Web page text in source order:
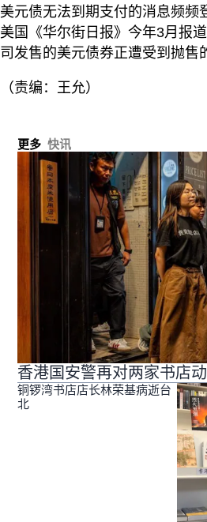
美元债无法到期支付的消息频频
美国《华尔街日报》今年3月报
司发售的美元债券正遭受到抛售
（责编：王允）
更多 快讯
香港国安警再对两家书店
铜锣湾书店店长林荣基病逝台
北